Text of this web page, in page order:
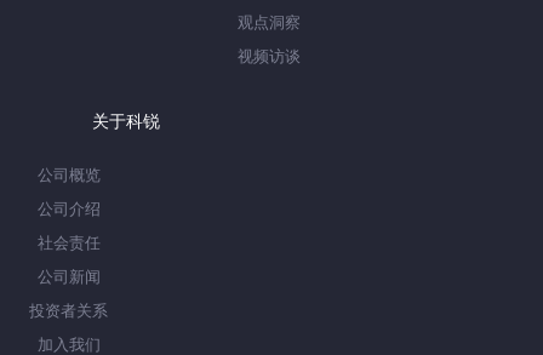
观点洞察
视频访谈
关于科锐
公司概览
公司介绍
社会责任
公司新闻
投资者关系
加入我们